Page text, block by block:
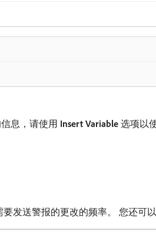
息，请使用​ Insert Variable 选项以
要发送警报的更改的频率。 您还